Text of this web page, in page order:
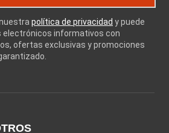
política de privacidad y puede
electrónicos informativos con
ofertas exclusivas y promociones